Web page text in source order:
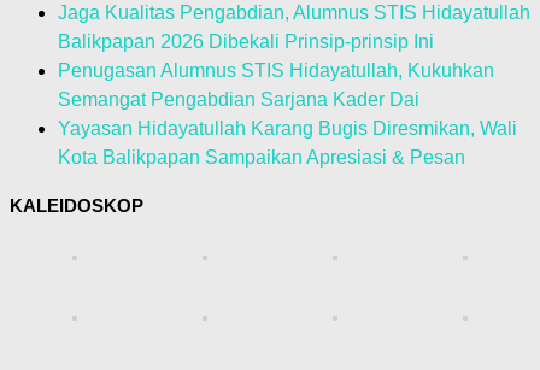
Jaga Kualitas Pengabdian, Alumnus STIS Hidayatullah
Balikpapan 2026 Dibekali Prinsip-prinsip Ini
Penugasan Alumnus STIS Hidayatullah, Kukuhkan
Semangat Pengabdian Sarjana Kader Dai
Yayasan Hidayatullah Karang Bugis Diresmikan, Wali
Kota Balikpapan Sampaikan Apresiasi & Pesan
KALEIDOSKOP